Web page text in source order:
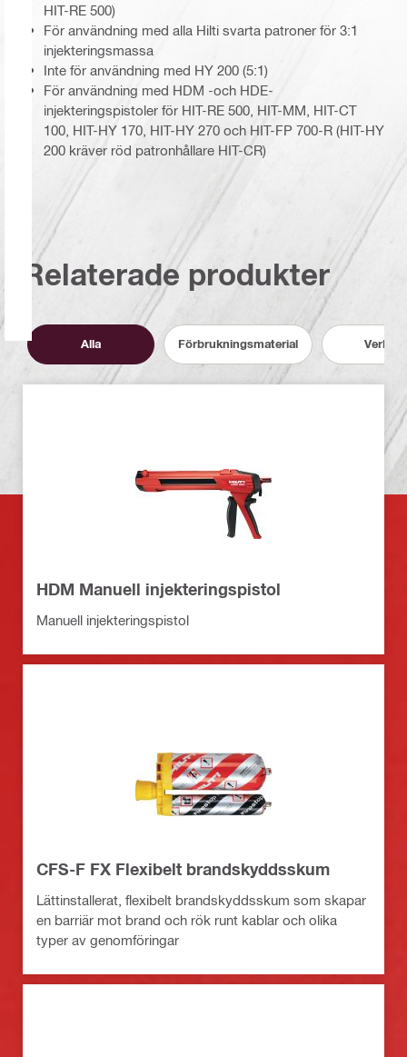
HIT-RE 500)
För användning med alla Hilti svarta patroner för 3:1
injekteringsmassa
Inte för användning med HY 200 (5:1)
För användning med HDM -och HDE-
injekteringspistoler för HIT-RE 500, HIT-MM, HIT-CT
100, HIT-HY 170, HIT-HY 270 och HIT-FP 700-R (HIT-HY
200 kräver röd patronhållare HIT-CR)
Relaterade produkter
Alla Förbrukningsmaterial Verktyg
HDM Manuell injekteringspistol
Manuell injekteringspistol
CFS-F FX Flexibelt brandskyddsskum
Lättinstallerat, flexibelt brandskyddsskum som skapar
en barriär mot brand och rök runt kablar och olika
typer av genomföringar